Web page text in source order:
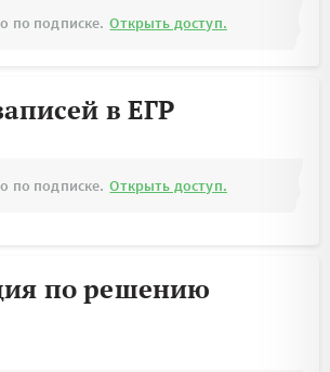
по подписке. Открыть доступ.
в ЕГР
по подписке. Открыть доступ.
по решению